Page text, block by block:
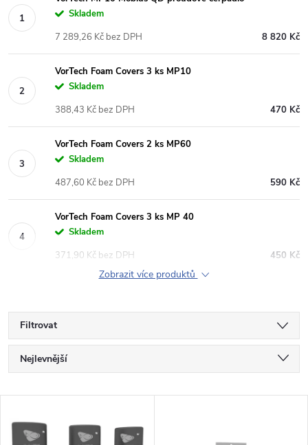
Skladem
8 820 Kč
7 289,26 Kč bez DPH
VorTech Foam Covers 3 ks MP10
Skladem
470 Kč
388,43 Kč bez DPH
VorTech Foam Covers 2 ks MP60
Skladem
590 Kč
487,60 Kč bez DPH
VorTech Foam Covers 3 ks MP 40
Skladem
450 Kč
371,90 Kč bez DPH
Zobrazit více produktů
Filtrovat
Ř
a
z
Nejlevnější
Abecedně